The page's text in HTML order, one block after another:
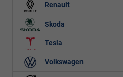
Renault
Skoda
Tesla
Volkswagen